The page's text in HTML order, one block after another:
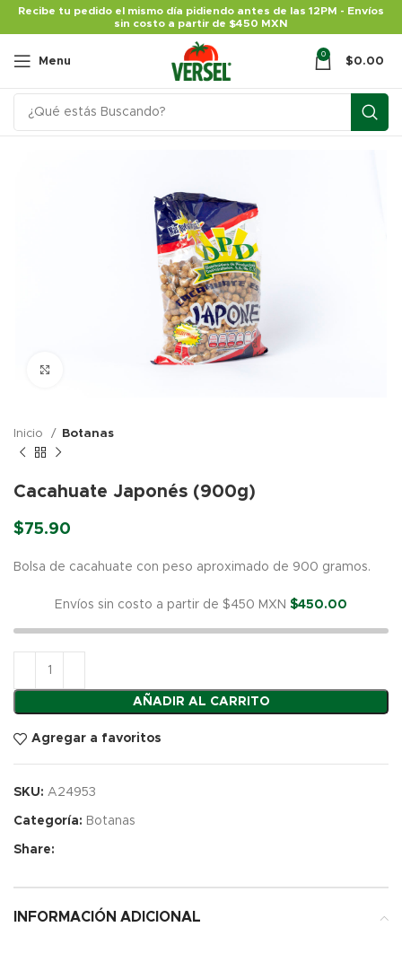
Recibe tu pedido el mismo día pidiendo antes de las 12PM - Envíos
sin costo a partir de $450 MXN
Menu
0
$0.00
Click para agrandar
Inicio Botanas
Cacahuate Japonés (900g)
$75.90
Bolsa de cacahuate con peso aproximado de 900 gramos.
AÑADIR AL CARRITO
Envíos sin costo a partir de $450 MXN $450.00
Agregar a favoritos
SKU: A24953
Categoría: Botanas
Share:
INFORMACIÓN ADICIONAL